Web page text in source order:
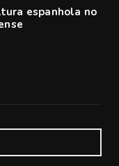
espanhola no